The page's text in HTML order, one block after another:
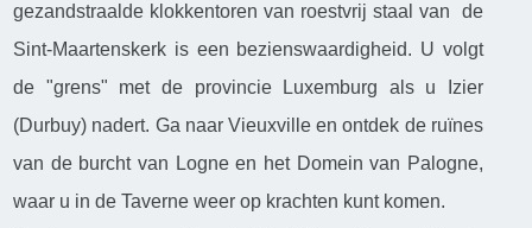
gezandstraalde klokkentoren van roestvrij staal van de
Sint-Maartenskerk is een bezienswaardigheid. U volgt
de "grens" met de provincie Luxemburg als u Izier
(Durbuy) nadert. Ga naar Vieuxville en ontdek de ruïnes
van de burcht van Logne en het Domein van Palogne,
waar u in de Taverne weer op krachten kunt komen.